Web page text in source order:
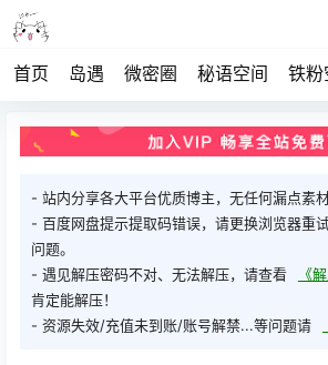
首页 岛遇 微密圈 秘语空间 铁粉
- 站内分享各大平台优质博主，无任何漏点素
- 百度网盘提示提取码错误，请更换浏览器重
问题。
- 遇见解压密码不对、无法解压，请查看
《
肯定能解压！
- 资源失效/充值未到账/账号解禁...等问题请